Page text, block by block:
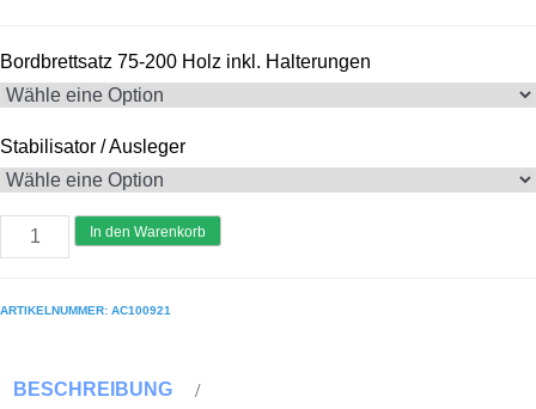
Bordbrettsatz 75-200 Holz inkl. Halterungen
Stabilisator / Ausleger
Steigtechnik
Arbeitsfläche
In den Warenkorb
ARTIKELNUMMER: AC100921
BESCHREIBUNG